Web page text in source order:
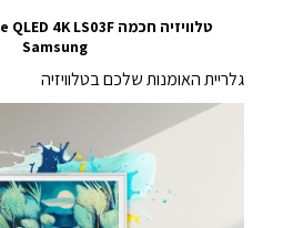
Samsung
גלריית האומנות שלכם בטלוויזיה